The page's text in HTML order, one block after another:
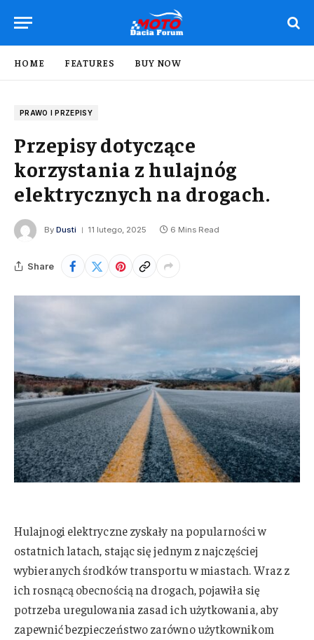
HOME FEATURES BUY NOW
PRAWO I PRZEPISY
Przepisy dotyczące
korzystania z hulajnóg
elektrycznych na drogach.
By Dusti 11 lutego, 2025 6 Mins Read
Share
Hulajnogi elektryczne zyskały na popularności w
ostatnich latach, stając się jednym z najczęściej
wybieranych środków transportu w miastach. Wraz z
ich rosnącą obecnością na drogach, pojawiła się
potrzeba uregulowania zasad ich użytkowania, aby
zapewnić bezpieczeństwo zarówno użytkownikom